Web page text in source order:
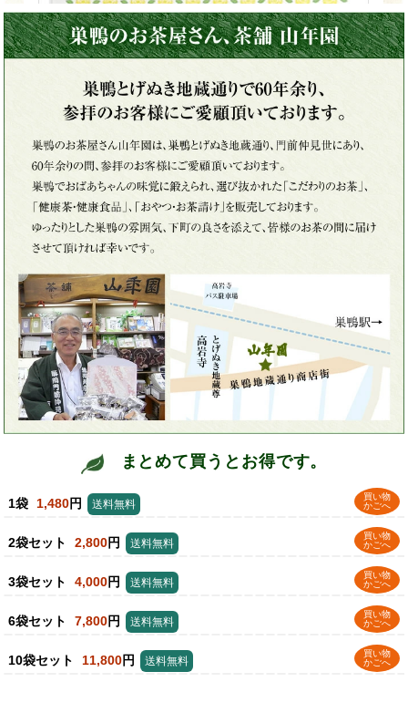
まとめて買うとお得です。
1袋 1,480円
買い物
かごへ
送料無料
2袋セット 2,800円
買い物
かごへ
送料無料
3袋セット 4,000円
買い物
かごへ
送料無料
6袋セット 7,800円
買い物
かごへ
送料無料
10袋セット 11,800円
買い物
かごへ
送料無料